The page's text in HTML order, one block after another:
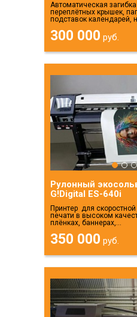
Автоматическая
переплётных крышек,
подставок календарей,
300 000 руб.
Рулонный
G!Digital ES-640i
Принтер для
печати в высоком
плёнках, баннерах,...
350 000 руб.